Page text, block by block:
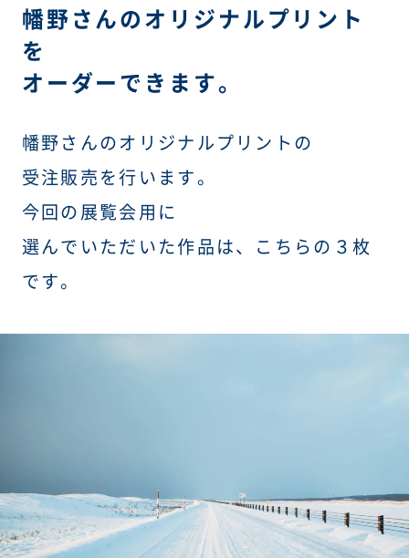
幡野さんのオリジナルプリント
を
オーダーできます。
幡野さんのオリジナルプリントの
受注販売を行います。
今回の展覧会用に
選んでいただいた作品は、こちらの３枚
です。